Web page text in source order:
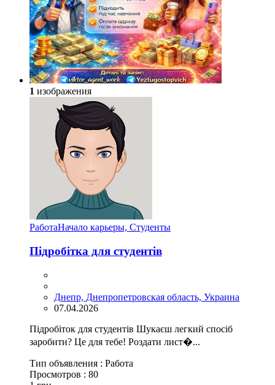
1 изображения
РаботаНачало карьеры, Студенты
Підробітка для студентів
Днепр, Днепропетровская область, Украина
07.04.2026
Підробіток для студентів Шукаєш легкий спосіб
заробити? Це для тебе! Роздати лист�...
Тип объявления : Работа
Просмотров : 80